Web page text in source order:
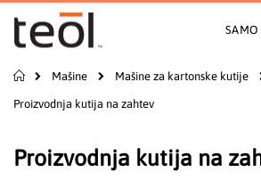
na
sadržaj
SAMO
Početna
Mašine Mašine za kartonske kutije
Proizvodnja kutija na zahtev
Proizvodnja kutija na